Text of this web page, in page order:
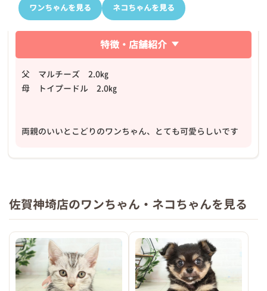
ワンちゃんを見る ネコちゃんを見る
特徴・店舗紹介
父 マルチーズ 2.0㎏
母 トイプードル 2.0㎏
両親のいいとこどりのワンちゃん、とても可愛らしいです
佐賀神埼店のワンちゃん・ネコちゃんを見る